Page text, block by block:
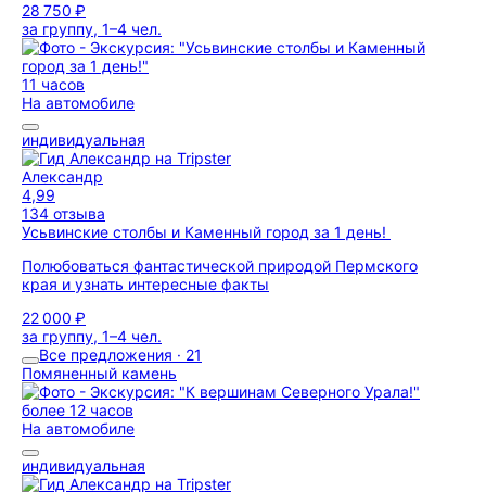
28 750 ₽
за группу, 1–4 чел.
11 часов
На автомобиле
индивидуальная
Александр
4,99
134 отзыва
Усьвинские столбы и Каменный город за 1 день!
Полюбоваться фантастической природой Пермского
края и узнать интересные факты
22 000 ₽
за группу, 1–4 чел.
Все предложения · 21
Помяненный камень
более 12 часов
На автомобиле
индивидуальная